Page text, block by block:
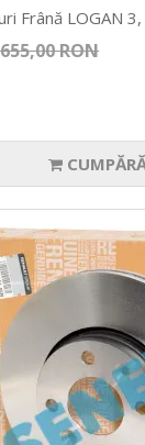
Frână LOGAN 3,
655,00 RON